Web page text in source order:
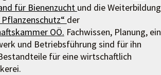
für Bienenzucht und die Weiterbildung
der
OÖ. Fachwissen, Planung, ein
und Betriebsführung sind für ihn
für eine wirtschaftlich